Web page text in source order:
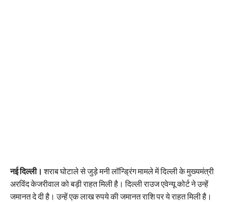
नई दिल्ली। शराब घोटाले से जुड़े मनी लॉन्ड्रिंग मामले में दिल्ली के मुख्यमंत्री
अरविंद केजरीवाल को बड़ी राहत मिली है। दिल्ली राउज एवेन्यू कोर्ट ने उन्हें
जमानत दे दी है। उन्हें एक लाख रुपये की जमानत राशि पर ये राहत मिली है।